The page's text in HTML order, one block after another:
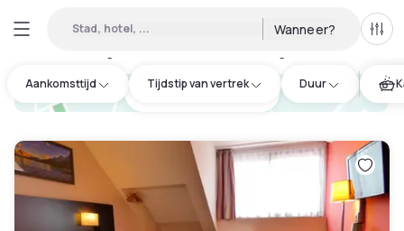
Stad, hotel, ... Wanneer?
Aankomsttijd Tijdstip van vertrek Duur
hotel.cta.view_map